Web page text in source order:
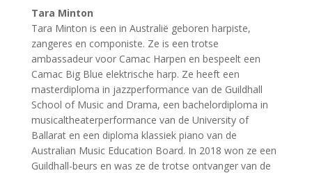
Tara Minton
Tara Minton is een in Australië geboren harpiste,
zangeres en componiste. Ze is een trotse
ambassadeur voor Camac Harpen en bespeelt een
Camac Big Blue elektrische harp. Ze heeft een
masterdiploma in jazzperformance van de Guildhall
School of Music and Drama, een bachelordiploma in
musicaltheaterperformance van de University of
Ballarat en een diploma klassiek piano van de
Australian Music Education Board. In 2018 won ze een
Guildhall-beurs en was ze de trotse ontvanger van de